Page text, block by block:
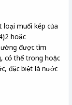
loại muối kép của
hoặc
được tìm
có thể trong hoặc
đặc biệt là nước